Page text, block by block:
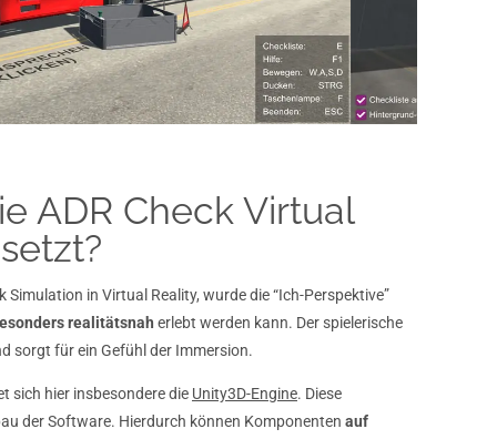
ADR Check Virtual
Simulation in Virtual Reality, wurde die “Ich-Perspektive”
realitätsnah erlebt werden kann. Der spielerische
sorgt für ein Gefühl der Immersion.
sich hier insbesondere die Unity3D-Engine. Diese
der Software. Hierdurch können Komponenten auf